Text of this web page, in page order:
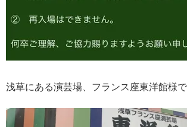
浅草にある演芸場、フランス座東洋館様で